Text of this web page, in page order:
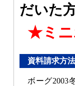
だいた
★ミニ
資料請求方法
ボーグ2003